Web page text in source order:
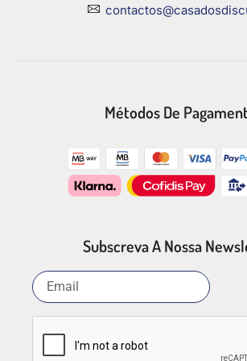
Métodos De
Subscreva A Nossa